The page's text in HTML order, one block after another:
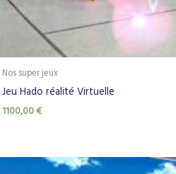
Nos super jeux
Jeu Hado réalité Virtuelle
1100,00€